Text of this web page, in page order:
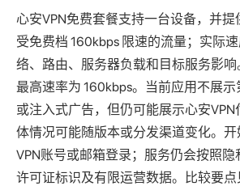
心安VPN免费套餐支持一台设备，并提
受免费档 160kbps 限速的流量；实际
络、路由、服务器负载和目标服务影
最高速率为 160kbps。当前应用不展
或注入式广告，但仍可能展示心安
体情况可能随版本或分发渠道变化。
VPN账号或邮箱登录；服务仍会按照
许可证标识及有限运营数据。比较要点